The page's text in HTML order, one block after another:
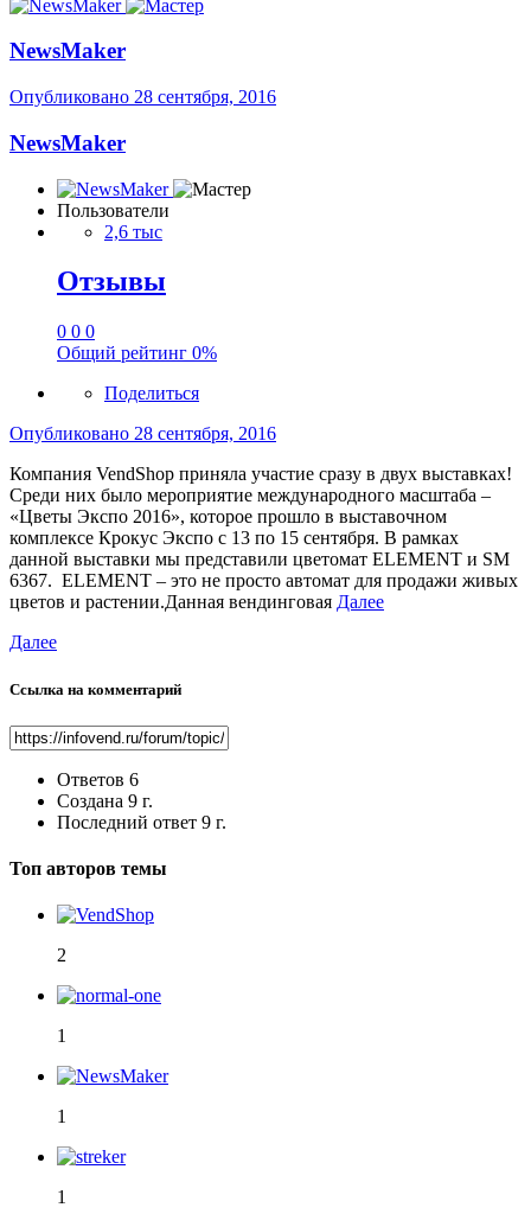
NewsMaker
Опубликовано 28 сентября, 2016
NewsMaker
Пользователи
2,6 тыс
Отзывы
0 0 0
Общий рейтинг 0%
Поделиться
Опубликовано 28 сентября, 2016
Компания VendShop приняла участие сразу в двух выставках!
Среди них было мероприятие международного масштаба –
«Цветы Экспо 2016», которое прошло в выставочном
комплексе Крокус Экспо с 13 по 15 сентября. В рамках
данной выставки мы представили цветомат ELEMENT и SM
6367. ELEMENT – это не просто автомат для продажи живых
цветов и растении.Данная вендинговая Далее
Далее
Ссылка на комментарий
Ответов 6
Создана 9 г.
Последний ответ 9 г.
Топ авторов темы
2
1
1
1